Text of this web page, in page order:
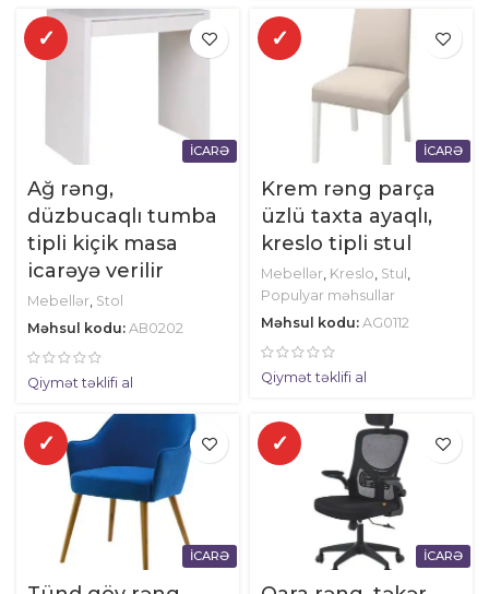
İCARƏ
✓
Ağ rəng,
düzbucaqlı tumba
tipli kiçik masa
icarəyə verilir
Mebellər Stol
Məhsul kodu: AB0202
Qiymət təklifi al
İCARƏ
✓
Krem rəng parça
üzlü taxta ayaqlı,
kreslo tipli stul
Mebellər Kreslo Stul
Populyar məhsullar
Məhsul kodu: AG0112
Qiymət təklifi al
İCARƏ
✓
İCARƏ
✓